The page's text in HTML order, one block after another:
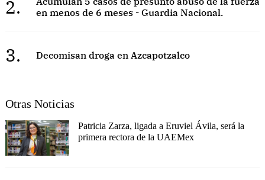
2.
en menos de 6 meses - Guardia Nacional.
3. Decomisan droga en Azcapotzalco
Otras Noticias
Patricia Zarza, ligada a Eruviel Ávila, será la
primera rectora de la UAEMex